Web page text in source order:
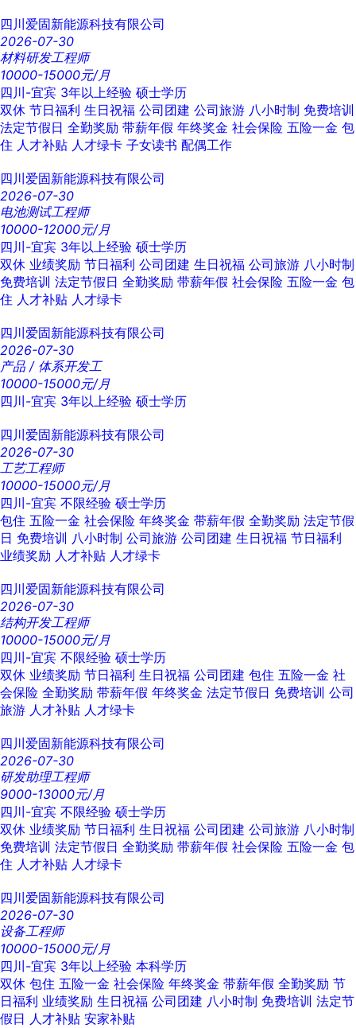
四川爱固新能源科技有限公司
2026-07-30
材料研发工程师
10000-15000元/月
四川-宜宾 3年以上经验 硕士学历
双休 节日福利 生日祝福 公司团建 公司旅游 八小时制 免费培训
法定节假日 全勤奖励 带薪年假 年终奖金 社会保险 五险一金 包
住 人才补贴 人才绿卡 子女读书 配偶工作
四川爱固新能源科技有限公司
2026-07-30
电池测试工程师
10000-12000元/月
四川-宜宾 3年以上经验 硕士学历
双休 业绩奖励 节日福利 公司团建 生日祝福 公司旅游 八小时制
免费培训 法定节假日 全勤奖励 带薪年假 社会保险 五险一金 包
住 人才补贴 人才绿卡
四川爱固新能源科技有限公司
2026-07-30
产品 / 体系开发工
10000-15000元/月
四川-宜宾 3年以上经验 硕士学历
四川爱固新能源科技有限公司
2026-07-30
工艺工程师
10000-15000元/月
四川-宜宾 不限经验 硕士学历
包住 五险一金 社会保险 年终奖金 带薪年假 全勤奖励 法定节假
日 免费培训 八小时制 公司旅游 公司团建 生日祝福 节日福利
业绩奖励 人才补贴 人才绿卡
四川爱固新能源科技有限公司
2026-07-30
结构开发工程师
10000-15000元/月
四川-宜宾 不限经验 硕士学历
双休 业绩奖励 节日福利 生日祝福 公司团建 包住 五险一金 社
会保险 全勤奖励 带薪年假 年终奖金 法定节假日 免费培训 公司
旅游 人才补贴 人才绿卡
四川爱固新能源科技有限公司
2026-07-30
研发助理工程师
9000-13000元/月
四川-宜宾 不限经验 硕士学历
双休 业绩奖励 节日福利 生日祝福 公司团建 公司旅游 八小时制
免费培训 法定节假日 全勤奖励 带薪年假 社会保险 五险一金 包
住 人才补贴 人才绿卡
四川爱固新能源科技有限公司
2026-07-30
设备工程师
10000-15000元/月
四川-宜宾 3年以上经验 本科学历
双休 包住 五险一金 社会保险 年终奖金 带薪年假 全勤奖励 节
日福利 业绩奖励 生日祝福 公司团建 八小时制 免费培训 法定节
假日 人才补贴 安家补贴